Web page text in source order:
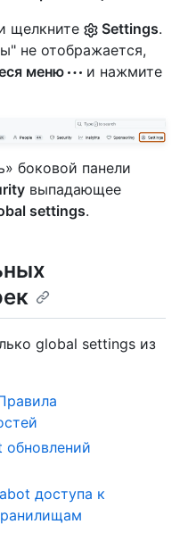
щелкните
Settings.
не отображается,
меню
и нажмите
боковой панели
выпадающее
settings.
global settings из
обновлений
доступа к